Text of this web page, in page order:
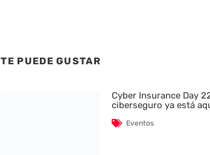
TE PUEDE GUSTAR
Cyber Insurance Day
ciberseguro ya está
Eventos